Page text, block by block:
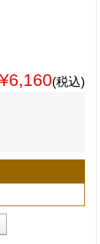
¥6,160(税込)